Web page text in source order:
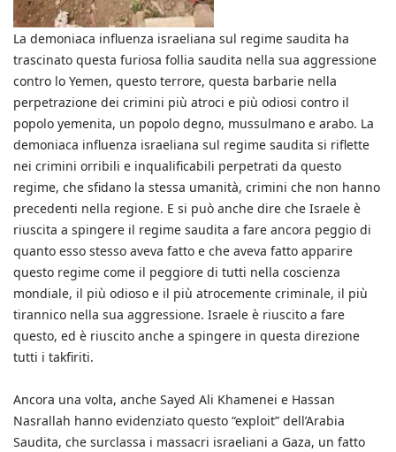
La demoniaca influenza israeliana sul regime saudita ha
trascinato questa furiosa follia saudita nella sua aggressione
contro lo Yemen, questo terrore, questa barbarie nella
perpetrazione dei crimini più atroci e più odiosi contro il
popolo yemenita, un popolo degno, mussulmano e arabo. La
demoniaca influenza israeliana sul regime saudita si riflette
nei crimini orribili e inqualificabili perpetrati da questo
regime, che sfidano la stessa umanità, crimini che non hanno
precedenti nella regione. E si può anche dire che Israele è
riuscita a spingere il regime saudita a fare ancora peggio di
quanto esso stesso aveva fatto e che aveva fatto apparire
questo regime come il peggiore di tutti nella coscienza
mondiale, il più odioso e il più atrocemente criminale, il più
tirannico nella sua aggressione. Israele è riuscito a fare
questo, ed è riuscito anche a spingere in questa direzione
tutti i takfiriti.
Ancora una volta, anche Sayed Ali Khamenei e Hassan
Nasrallah hanno evidenziato questo “exploit” dell’Arabia
Saudita, che surclassa i massacri israeliani a Gaza, un fatto